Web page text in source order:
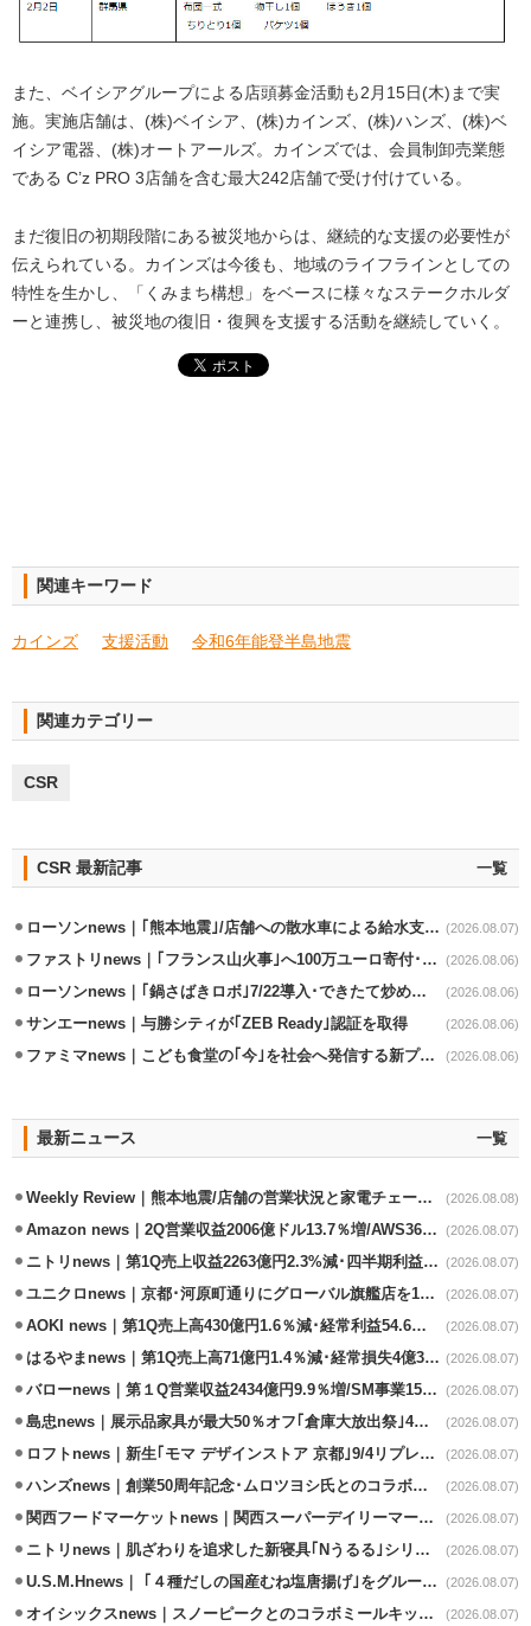
また、ベイシアグループによる店頭募金活動も2月15日(木)まで実
施。実施店舗は、(株)ベイシア、(株)カインズ、(株)ハンズ、(株)ベ
イシア電器、(株)オートアールズ。カインズでは、会員制卸売業態
である C’z PRO 3店舗を含む最大242店舗で受け付けている。
まだ復旧の初期段階にある被災地からは、継続的な支援の必要性が
伝えられている。カインズは今後も、地域のライフラインとしての
特性を生かし、「くみまち構想」をベースに様々なステークホルダ
ーと連携し、被災地の復旧・復興を支援する活動を継続していく。
関連キーワード
カインズ 支援活動 令和6年能登半島地震
関連カテゴリー
CSR
CSR 最新記事 一覧
ローソンnews｜｢熊本地震｣/店舗への散水車による給水支援を開始 (2026.08.07)
ファストリnews｜｢フランス山火事｣へ100万ユーロ寄付･衣料5万点も提供 (2026.08.06)
ローソンnews｜｢鍋さばきロボ｣7/22導入･できたて炒めメニューを提供 (2026.08.06)
サンエーnews｜与勝シティが｢ZEB Ready｣認証を取得 (2026.08.06)
ファミマnews｜こども食堂の｢今｣を社会へ発信する新プロジェクト始動 (2026.08.06)
最新ニュース 一覧
Weekly Review｜熊本地震/店舗の営業状況と家電チェーンの支援策 (2026.08.08)
Amazon news｜2Q営業収益2006億ドル13.7％増/AWS36.8％％増が貢献 (2026.08.07)
ニトリnews｜第1Q売上収益2263億円2.3%減･四半期利益1.4％減 (2026.08.07)
ユニクロnews｜京都･河原町通りにグローバル旗艦店を11/6開設 (2026.08.07)
AOKI news｜第1Q売上高430億円1.6％減･経常利益54.6％減 (2026.08.07)
はるやまnews｜第1Q売上高71億円1.4％減･経常損失4億3800万円 (2026.08.07)
バローnews｜第１Q営業収益2434億円9.9％増/SM事業15.5％増と絶好調 (2026.08.07)
島忠news｜展示品家具が最大50％オフ｢倉庫大放出祭｣4店舗限定で開催 (2026.08.07)
ロフトnews｜新生｢モマ デザインストア 京都｣9/4リプレイスオープン (2026.08.07)
ハンズnews｜創業50周年記念･ムロツヨシ氏とのコラボ企画｢ムロハンズ｣開催 (2026.08.07)
関西フードマーケットnews｜関西スーパーデイリーマート蒲生店8/7改装 (2026.08.07)
ニトリnews｜肌ざわりを追求した新寝具｢Nうるる｣シリーズを発売 (2026.08.07)
U.S.M.Hnews｜ ｢４種だしの国産むね塩唐揚げ｣をグループ610店で共同販促 (2026.08.07)
オイシックスnews｜スノーピークとのコラボミールキット8/13発売 (2026.08.07)